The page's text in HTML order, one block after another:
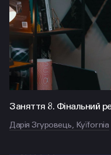
Заняття 8. Фінальний
Дарія Згуровець, Kyїfornia